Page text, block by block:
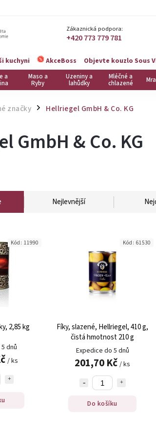
Zákaznická podpora:
+420 773 779 781
kuchyni AkceBoss Objevte kouzlo Sous
a Maso a
Ryby
Uzeniny a
lahůdky
Mléčné a
chlazené
značky / Hellriegel GmbH & Co. KG
GmbH & Co. KG
Nejlevnější
2,85 kg
dnů
/ ks
Kód: 11990
Fíky, slazené, Hellriegel, 410 g,
čistá hmotnost 210 g
Expedice do 5 dnů
201,70 Kč / ks
Do košíku
Kód: 61530